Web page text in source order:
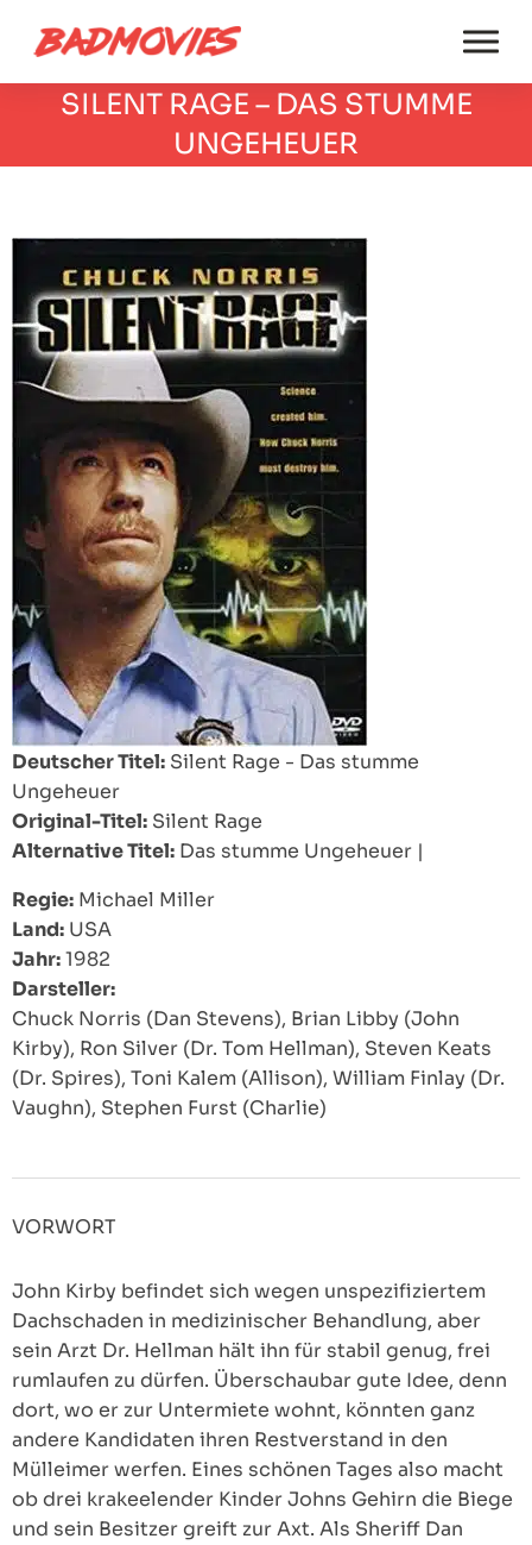
SILENT RAGE – DAS STUMME
UNGEHEUER
Deutscher Titel: Silent Rage - Das stumme
Ungeheuer
Original-Titel: Silent Rage
Alternative Titel: Das stumme Ungeheuer |
Regie: Michael Miller
Land: USA
Jahr:1982
Darsteller:
Chuck Norris (Dan Stevens), Brian Libby (John
Kirby), Ron Silver (Dr. Tom Hellman), Steven Keats
(Dr. Spires), Toni Kalem (Allison), William Finlay (Dr.
Vaughn), Stephen Furst (Charlie)
VORWORT
John Kirby befindet sich wegen unspezifiziertem
Dachschaden in medizinischer Behandlung, aber
sein Arzt Dr. Hellman hält ihn für stabil genug, frei
rumlaufen zu dürfen. Überschaubar gute Idee, denn
dort, wo er zur Untermiete wohnt, könnten ganz
andere Kandidaten ihren Restverstand in den
Mülleimer werfen. Eines schönen Tages also macht
ob drei krakeelender Kinder Johns Gehirn die Biege
und sein Besitzer greift zur Axt. Als Sheriff Dan